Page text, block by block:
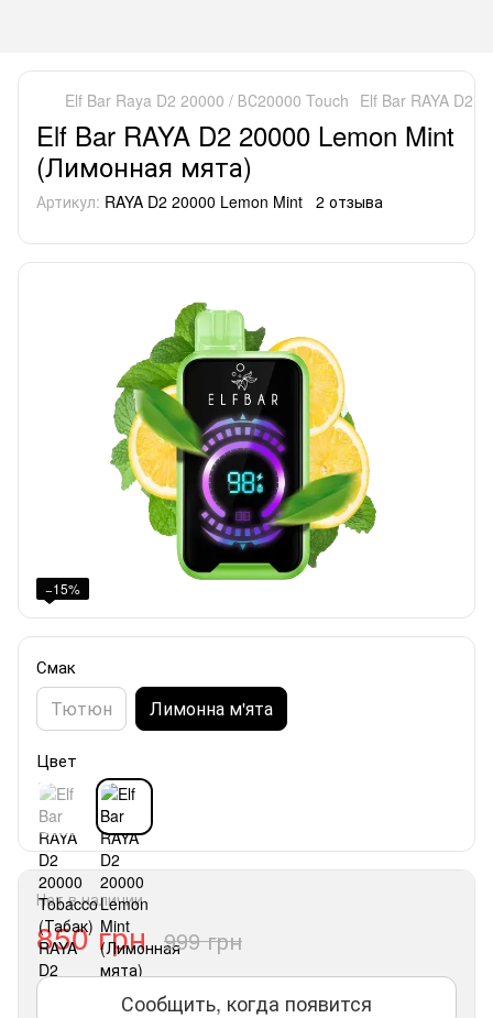
Elf Bar Raya D2 20000 / ВС20000 Touch Elf Bar RAYA D2
Elf Bar RAYA D2 20000 Lemon Mint
(Лимонная мята)
Артикул: RAYA D2 20000 Lemon Mint 2 отзыва
−15%
Смак
Тютюн Лимонна м'ята
Цвет
Нет в наличии
850 грн 999 грн
Сообщить, когда появится